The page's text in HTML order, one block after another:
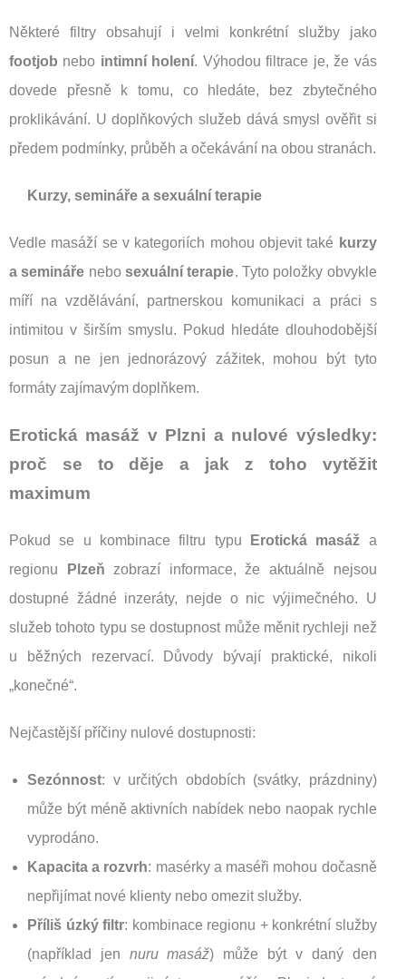
Některé filtry obsahují i velmi konkrétní služby jako
footjob nebo intimní holení. Výhodou filtrace je, že vás
dovede přesně k tomu, co hledáte, bez zbytečného
proklikávání. U doplňkových služeb dává smysl ověřit si
předem podmínky, průběh a očekávání na obou stranách.
Kurzy, semináře a sexuální terapie
Vedle masáží se v kategoriích mohou objevit také kurzy
a semináře nebosexuální terapie. Tyto položky obvykle
míří na vzdělávání, partnerskou komunikaci a práci s
intimitou v širším smyslu. Pokud hledáte dlouhodobější
posun a ne jen jednorázový zážitek, mohou být tyto
formáty zajímavým doplňkem.
Erotická masáž v Plzni a nulové výsledky:
proč se to děje a jak z toho vytěžit
maximum
Pokud se u kombinace filtru typu Erotická masáž a
regionu
Plzeň zobrazí informace, že aktuálně nejsou
dostupné žádné inzeráty, nejde o nic výjimečného. U
služeb tohoto typu se dostupnost může měnit rychleji než
u běžných rezervací. Důvody bývají praktické, nikoli
„konečné“.
Nejčastější příčiny nulové dostupnosti:
Sezónnost: v určitých obdobích (svátky, prázdniny)
může být méně aktivních nabídek nebo naopak rychle
vyprodáno.
Kapacita a rozvrh: masérky a maséři mohou dočasně
nepřijímat nové klienty nebo omezit služby.
Příliš úzký filtr: kombinace regionu + konkrétní služby
(například jen nuru masáž) může být v daný den